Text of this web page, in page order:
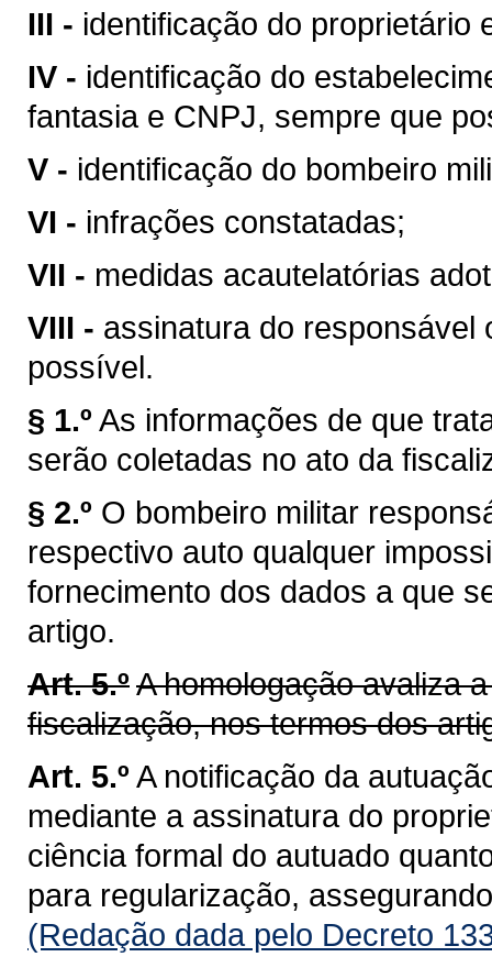
III - identificação do proprietário
IV - identificação do
fantasia e CNPJ, sempre que
V - identificação do bombeiro
VI - infrações constatadas;
VII - medidas acautelatórias
VIII - assinatura do responsável
possível.
§ 1.º As informações de que
serão coletadas no ato da
§ 2.º O bombeiro militar
respectivo auto qualquer
fornecimento dos dados a que
artigo.
Art. 5.ºA homologação avaliza
fiscalização, nos termos dos
Art. 5.º A notificação da
mediante a assinatura do
ciência formal do autuado
para regularização,
(Redação dada pelo Decreto